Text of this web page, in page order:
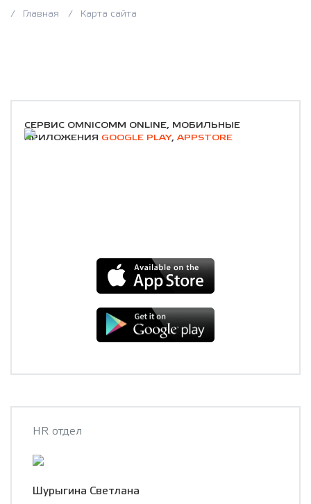
Главная Карта сайта
СЕРВИС OMNICOMM ONLINE, МОБИЛЬНЫЕ
ПРИЛОЖЕНИЯ GOOGLE PLAY, APPSTORE
HR отдел
Шурыгина Светлана